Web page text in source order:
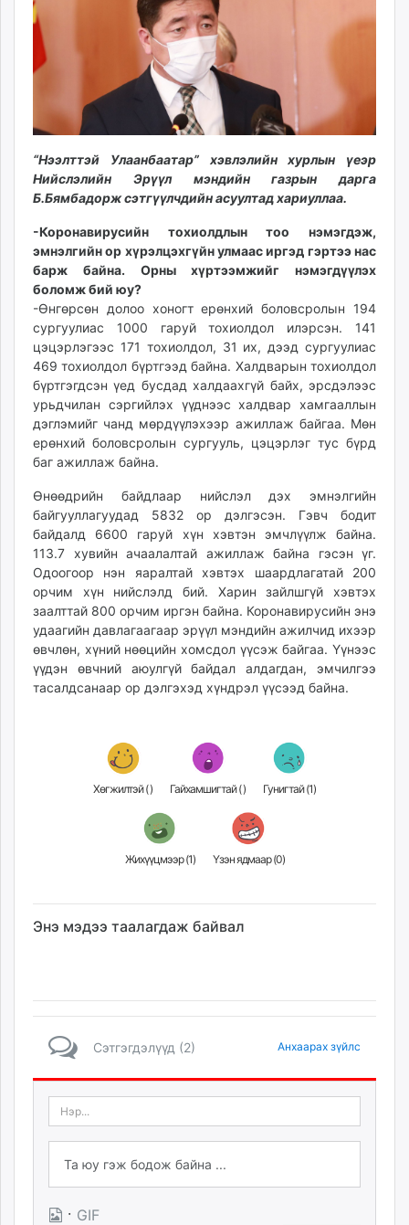
ikon.mn
mnb.mn
Livetv.mn
24tsag.mn
shuud.mn
eagle.mn
ergelt.mn
zarig.mn
zuv.mn
mminfo.mn
ugluu.mn
urlag.mn
unen.mn
asu.mn
shudarga.mn
shuurhai.mn
unuudur.mn
isee.mn
mglradio.com
fact.mn
itoim.mn
tumen.mn
shuum.mn
times.mn
tvmongolia.mn
mass.mn
unegui.mn
assa.mn
“Нээлттэй Улаанбаатар” хэвлэлийн хурлын үеэр
Нийслэлийн Эрүүл мэндийн газрын дарга
Б.Бямбадорж сэтгүүлчдийн асуултад хариуллаа.
-Коронавирусийн тохиолдлын тоо нэмэгдэж,
эмнэлгийн ор хүрэлцэхгүйн улмаас иргэд гэртээ нас
барж байна. Орны хүртээмжийг нэмэгдүүлэх
боломж бий юу?
-Өнгөрсөн долоо хоногт ерөнхий боловсролын 194
сургуулиас 1000 гаруй тохиолдол илэрсэн. 141
цэцэрлэгээс 171 тохиолдол, 31 их, дээд сургуулиас
469 тохиолдол бүртгээд байна. Халдварын тохиолдол
бүртгэгдсэн үед бусдад халдаахгүй байх, эрсдэлээс
урьдчилан сэргийлэх үүднээс халдвар хамгааллын
дэглэмийг чанд мөрдүүлэхээр ажиллаж байгаа. Мөн
ерөнхий боловсролын сургууль, цэцэрлэг тус бүрд
баг ажиллаж байна.
Өнөөдрийн байдлаар нийслэл дэх эмнэлгийн
байгууллагуудад 5832 ор дэлгэсэн. Гэвч бодит
байдалд 6600 гаруй хүн хэвтэн эмчлүүлж байна.
113.7 хувийн ачаалалтай ажиллаж байна гэсэн үг.
Одоогоор нэн яаралтай хэвтэх шаардлагатай 200
орчим хүн нийслэлд бий. Харин зайлшгүй хэвтэх
заалттай 800 орчим иргэн байна. Коронавирусийн энэ
удаагийн давлагаагаар эрүүл мэндийн ажилчид ихээр
өвчлөн, хүний нөөцийн хомсдол үүсэж байгаа. Үүнээс
үүдэн өвчний аюулгүй байдал алдагдан, эмчилгээ
тасалдсанаар ор дэлгэхэд хүндрэл үүсээд байна.
Хөгжилтэй () Гайхамшигтай () Гунигтай (1)
Жихүүцмээр (1) Үзэн ядмаар (0)
Энэ мэдээ таалагдаж байвал
Сэтгэгдэлүүд (2) Анхаарах зүйлс
· GIF